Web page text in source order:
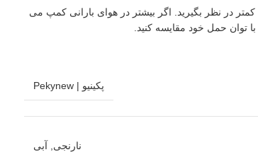
نوع سفر و فصل استفاده توجه کنید. اگر معمولا با تجهیزات زیاد سفر می کنید، ظرفیت 3 تا 4 نفره را برای تعداد کمتر در نظر بگیرید. اگر بیشتر در هوای بارانی کمپ می
حمل خود مقایسه کنید.
پکینیو | Pekynew
نارنجی آبی